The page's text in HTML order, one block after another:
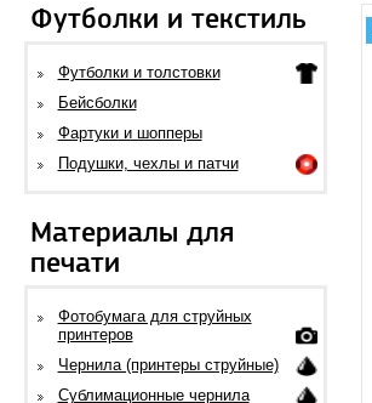
Футболки и текстиль
Футболки и толстовки
Бейсболки
Фартуки и шопперы
Подушки, чехлы и патчи
Материалы для
печати
Фотобумага для струйных
принтеров
Чернила (принтеры струйные)
Сублимационные чернила